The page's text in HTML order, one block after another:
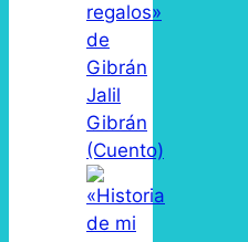
regalos»
de
Gibrán
Jalil
Gibrán
(Cuento)